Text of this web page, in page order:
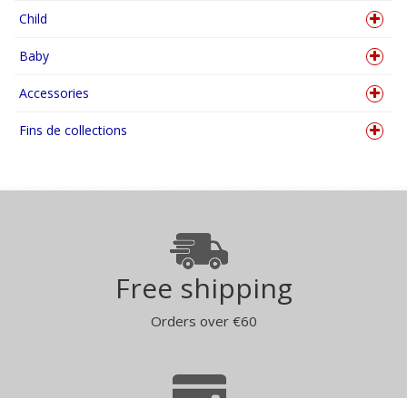
Child
Baby
Accessories
Fins de collections
Free shipping
Orders over €60